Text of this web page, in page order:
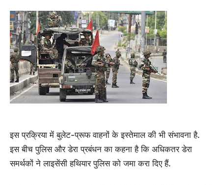
इस प्रक्रिया में बुलेट-प्रूफ वाहनों के इस्तेमाल की भी संभावना है.
इस बीच पुलिस और डेरा प्रबंधन का कहना है कि अधिकतर डेरा
समर्थकों ने लाइसेंसी हथियार पुलिस को जमा करा दिए हैं.